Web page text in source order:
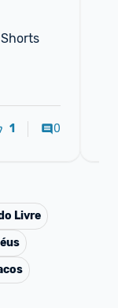
1 0
Livre